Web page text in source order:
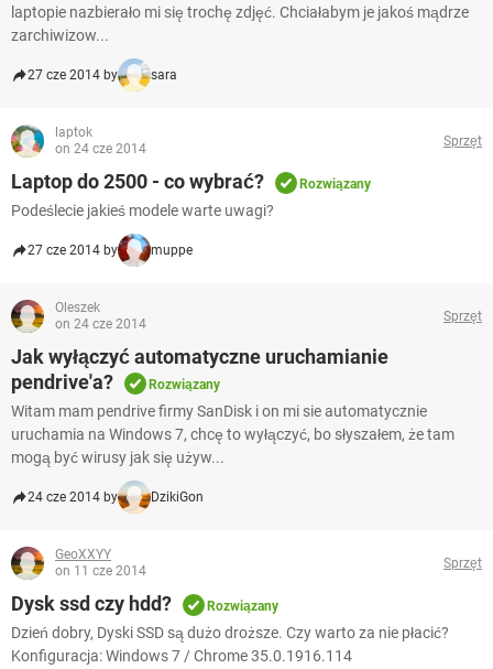
laptopie nazbierało mi się trochę zdjęć. Chciałabym je jakoś mądrze
zarchiwizow...
27 cze 2014 by sara
laptok
on 24 cze 2014
Sprzęt
Laptop do 2500 - co wybrać? Rozwiązany
Podeślecie jakieś modele warte uwagi?
27 cze 2014 by muppe
Oleszek
on 24 cze 2014
Sprzęt
Jak wyłączyć automatyczne uruchamianie
pendrive'a?
Rozwiązany
Witam mam pendrive firmy SanDisk i on mi sie automatycznie
uruchamia na Windows 7, chcę to wyłączyć, bo słyszałem, że tam
mogą być wirusy jak się używ...
24 cze 2014 by DzikiGon
GeoXXYY
on 11 cze 2014
Sprzęt
Dysk ssd czy hdd? Rozwiązany
Dzień dobry, Dyski SSD są dużo droższe. Czy warto za nie płacić?
Konfiguracja: Windows 7 / Chrome 35.0.1916.114